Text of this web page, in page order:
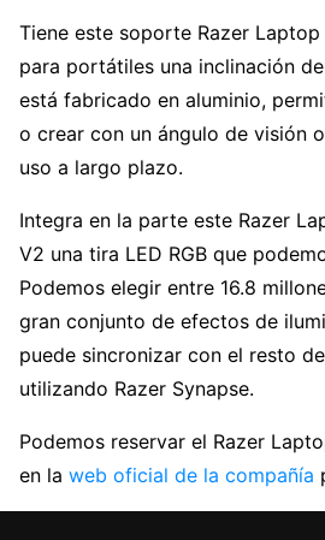
Tiene este soporte Razer
para portátiles una inclinación
está fabricado en aluminio,
o crear con un ángulo de visión
uso a largo plazo.
Integra en la parte este Razer
V2 una tira LED RGB que
Podemos elegir entre 16.8
gran conjunto de efectos de
puede sincronizar con el resto
utilizando Razer Synapse.
Podemos reservar el Razer
en la web oficial de la compañía